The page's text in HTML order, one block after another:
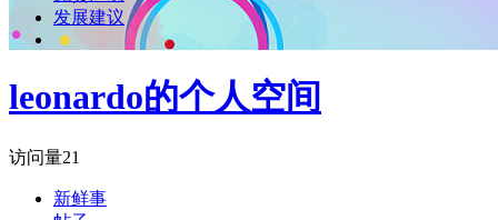
发展建议
leonardo的个人空间
访问量21
新鲜事